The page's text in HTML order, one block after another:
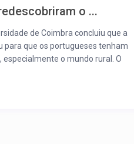
o ...
de Coimbra concluiu que a
para que os portugueses tenham
especialmente o mundo rural. O